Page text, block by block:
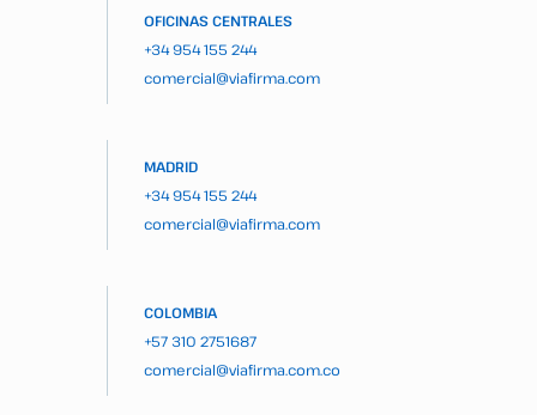
OFICINAS CENTRALES
+34 954 155 244
comercial@viafirma.com
MADRID
+34 954 155 244
comercial@viafirma.com
COLOMBIA
+57 310 2751687
comercial@viafirma.com.co